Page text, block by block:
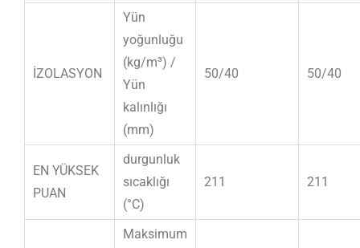
İZOLASYON
Yün
yoğunluğu
(kg/m³) /
Yün
kalınlığı
(mm)
50/40 50/40
EN YÜKSEK
PUAN
durgunluk
sıcaklığı
(°C)
211 211
Maksimum